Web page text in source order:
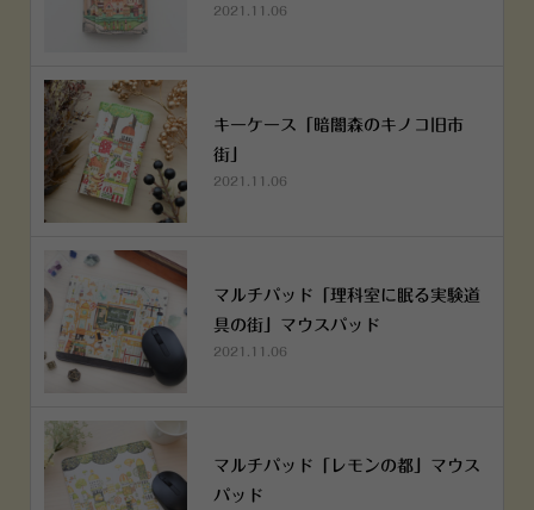
2021.11.06
キーケース「暗闇森のキノコ旧市
街」
2021.11.06
マルチパッド「理科室に眠る実験道
具の街」マウスパッド
2021.11.06
マルチパッド「レモンの都」マウス
パッド